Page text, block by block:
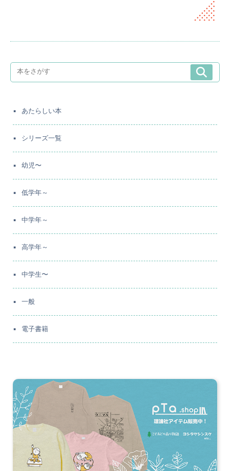
あたらしい本
シリーズ一覧
幼児〜
低学年～
中学年～
高学年～
中学生〜
一般
電子書籍